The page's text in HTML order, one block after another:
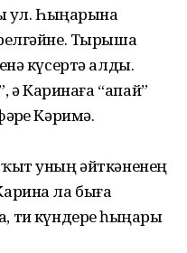
ул. Һыңарына
Тырыша
күсертә алды.
ә Каринаға “апай”
Кәримә.
уның әйткәненең
ла быға
күндерҙе һыңары